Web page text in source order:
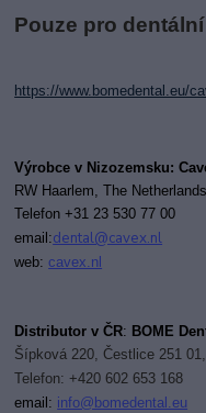
Pouze pro
https://www.bomedental.eu/
Výrobce v Nizozemsku:
RW Haarlem,The Netherlands
Telefon +31 23 530 77 00
email:dental@cavex.nl
web:cavex.nl
Distributor v ČR: BOME
Šípková 220, Čestlice 251
Telefon: +420 602 653 168
email: info@bomedental.eu